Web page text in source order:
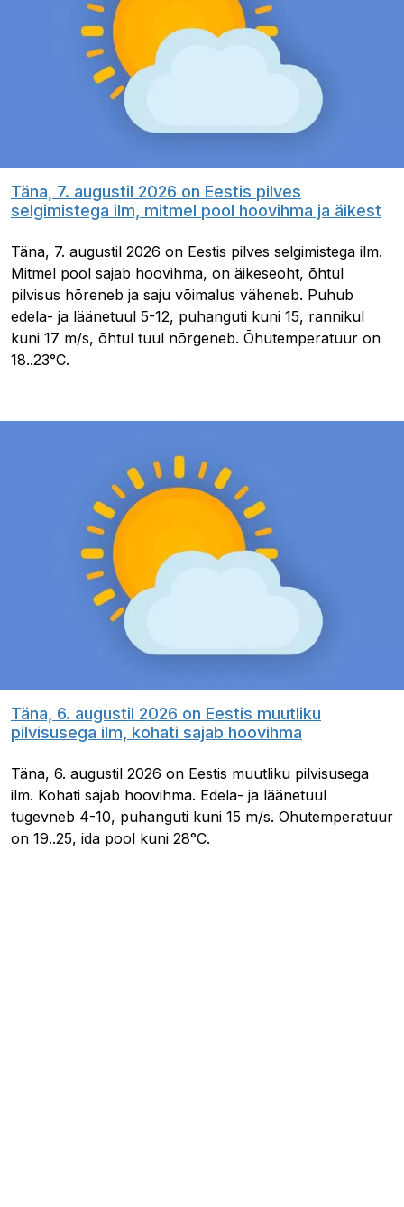
Täna, 7. augustil 2026 on Eestis pilves
selgimistega ilm, mitmel pool hoovihma ja äikest
Täna, 7. augustil 2026 on Eestis pilves selgimistega ilm.
Mitmel pool sajab hoovihma, on äikeseoht, õhtul
pilvisus hõreneb ja saju võimalus väheneb. Puhub
edela- ja läänetuul 5-12, puhanguti kuni 15, rannikul
kuni 17 m/s, õhtul tuul nõrgeneb. Õhutemperatuur on
18..23°C.
Täna, 6. augustil 2026 on Eestis muutliku
pilvisusega ilm, kohati sajab hoovihma
Täna, 6. augustil 2026 on Eestis muutliku pilvisusega
ilm. Kohati sajab hoovihma. Edela- ja läänetuul
tugevneb 4-10, puhanguti kuni 15 m/s. Õhutemperatuur
on 19..25, ida pool kuni 28°C.